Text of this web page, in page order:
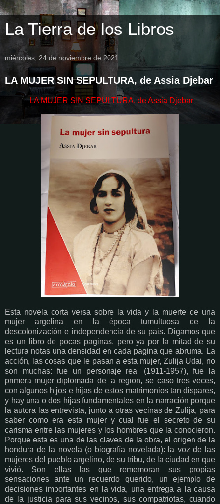
La Tierra de los Libros
miércoles, 24 de noviembre de 2021
LA MUJER SIN SEPULTURA, de Assia Djebar
LA MUJER SIN SEPULTURA, de Assia Djebar
Esta novela corta versa sobre la vida y la muerte de una
mujer argelina en la época tumultuosa de la
descolonización e independencia de su pais. Digamos que
es un libro de pocas paginas, pero ya por la mitad de su
lectura notas una densidad en cada pagina que abruma. La
acción, las cosas que le pasan a esta mujer, Zulija Udai, no
son muchas: fue un personaje real (1911-1957), fue la
primera mujer diplomada de la region, se caso tres veces,
con algunos hijos e hijas de estos matrimonios tan dispares,
y hay una o dos hijas fundamentales en la narración porque
la autora las entrevista, junto a otras vecinas de Zulija, para
saber como era esta mujer y cual fue el secreto de su
carisma entre las mujeres y los hombres que la conocieron.
Porque esta es una de las claves de la obra, el origen de la
hondura de la novela (o biografía novelada): la voz de las
mujeres del pueblo argelino, de su tribu, de la ciudad en que
vivió. Son ellas las que rememoran sus propias
sensaciones ante un recuerdo querido, un ejemplo de
decisiones importantes en la vida, una entrega a la causa
de la justicia para sus vecinos, sus compatriotas, cuando